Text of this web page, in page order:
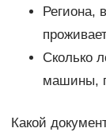
Региона,
Сколько
машины,
Какой